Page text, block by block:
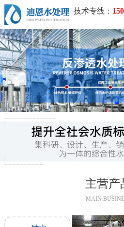
技术专线：
主营产
MAIN